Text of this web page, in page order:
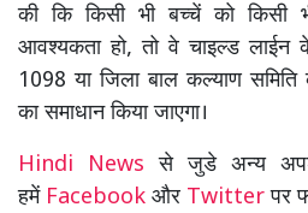
की कि किसी भी बच्चें को किसी
आवश्यकता हो, तो वे चाइल्ड
1098 या जिला बाल कल्याण
का समाधान किया जाएगा।
Hindi Newsसे जुडे अन्य
हमें Facebook और Twitterपर